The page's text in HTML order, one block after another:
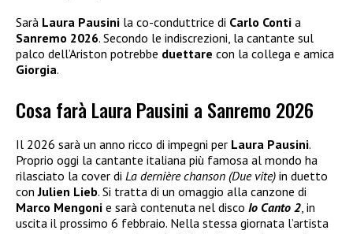
Sarà Laura Pausini la co-conduttrice di Carlo Conti a
Sanremo 2026. Secondo le indiscrezioni, la cantante sul
palco dell’Ariston potrebbe duettare con la collega e amica
Giorgia.
Cosa farà Laura Pausini a Sanremo 2026
Il 2026 sarà un anno ricco di impegni per Laura Pausini.
Proprio oggi la cantante italiana più famosa al mondo ha
rilasciato la cover di La dernière chanson (Due vite) in duetto
conJulien Lieb. Si tratta di un omaggio alla canzone di
Marco Mengoni e sarà contenuta nel disco Io Canto 2 , in
uscita il prossimo 6 febbraio. Nella stessa giornata l’artista